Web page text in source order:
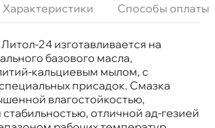
Характеристики Способы оплаты
24 изготавливается на
базового масла,
кальциевым мылом, с
присадок. Смазка
влагостойкостью,
отличной ад-гезией
Девон
338661933